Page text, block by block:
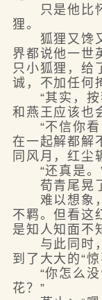
只是他比怀
狸。
狐狸又馋又
界都说他一世
只小狐狸，给
诚，不加任何
“其实，按
和燕王应该也
“不信你看
在一起解都
同风月，红尘
“还真是。
荀青尾晃了
难以想象，
不羁。但看这
是知人知面不
与此同时，
到了大大的“惊
“你怎么没
花？”